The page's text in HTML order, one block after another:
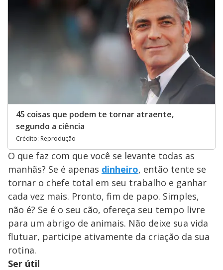
45 coisas que podem te tornar atraente,
segundo a ciência
Crédito: Reprodução
O que faz com que você se levante todas as
manhãs? Se é apenas dinheiro, então tente se
tornar o chefe total em seu trabalho e ganhar
cada vez mais. Pronto, fim de papo. Simples,
não é? Se é o seu cão, ofereça seu tempo livre
para um abrigo de animais. Não deixe sua vida
flutuar, participe ativamente da criação da sua
rotina.
Ser útil